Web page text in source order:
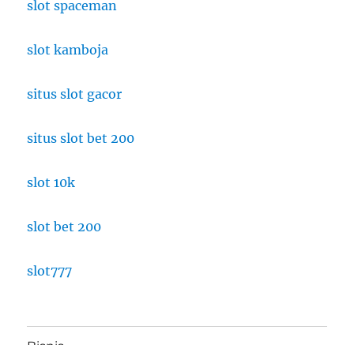
slot spaceman
slot kamboja
situs slot gacor
situs slot bet 200
slot 10k
slot bet 200
slot777